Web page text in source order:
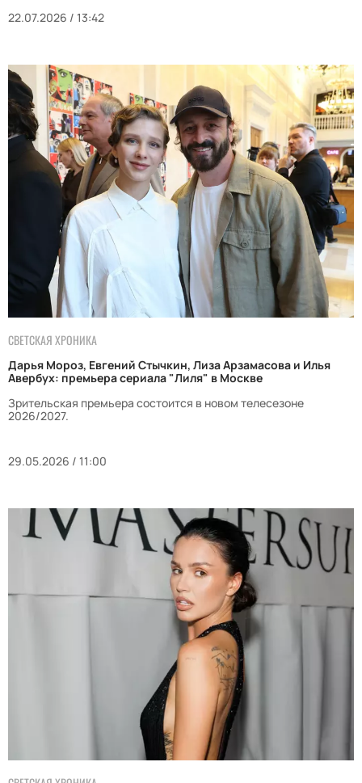
22.07.2026 / 13:42
СВЕТСКАЯ ХРОНИКА
Дарья Мороз, Евгений Стычкин, Лиза Арзамасова и Илья
Авербух: премьера сериала "Лиля" в Москве
Зрительская премьера состоится в новом телесезоне
2026/2027.
29.05.2026 / 11:00